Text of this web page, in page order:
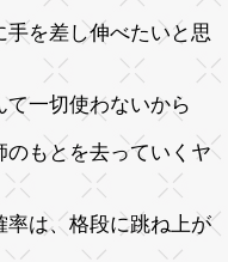
を差し伸べたいと思
一切使わないから
もとを去っていくヤ
率は、格段に跳ね上が